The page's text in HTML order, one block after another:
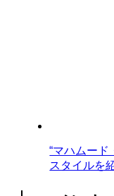
“マハムード
スタイルを